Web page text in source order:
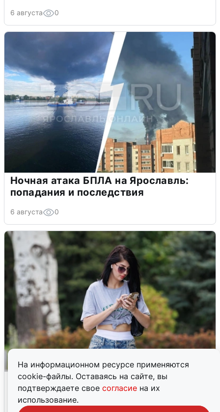
На информационном ресурсе применяются
cookie-файлы. Оставаясь на сайте, вы
подтверждаете свое согласие на их
использование.
6 августа 0
Ночная атака БПЛА на Ярославль:
попадания и последствия
6 августа 0
Волгоградцы остались без
мобильного интернета